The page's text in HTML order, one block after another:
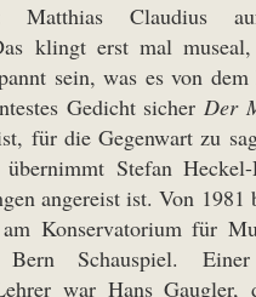
Matthias Claudius
klingt erst mal
sein, was es von
Gedicht sicherDer
für die Gegenwart zu
Stefan Heckel-
angereist ist. Von 1981
Konservatorium für
Schauspiel.
war Hans Gaugler,